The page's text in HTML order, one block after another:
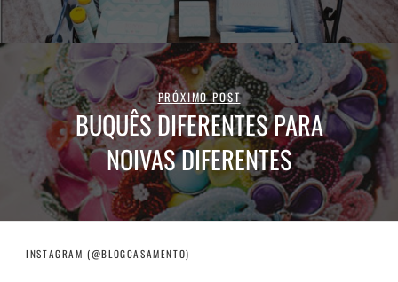
PRÓXIMO POST
BUQUÊS DIFERENTES PARA
NOIVAS DIFERENTES
INSTAGRAM (@BLOGCASAMENTO)